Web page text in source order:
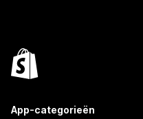
App-categorieën